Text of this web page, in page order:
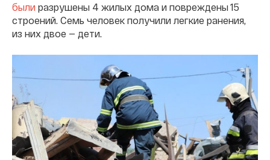
были разрушены 4 жилых дома и повреждены 15
строений. Семь человек получили легкие ранения,
из них двое — дети.